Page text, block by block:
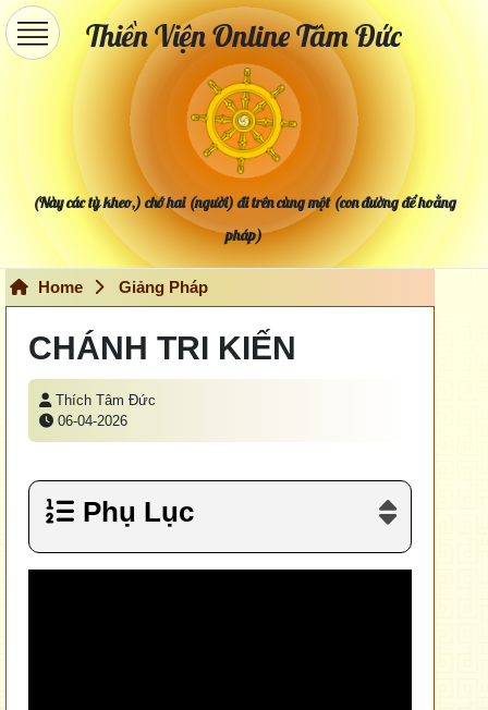
Thiền Viện Online Tâm Đức
(Này các tỳ kheo,) chớ hai (người) đi trên cùng một (con đường để hoằng
pháp)
Home Giảng Pháp
CHÁNH TRI KIẾN
Thích Tâm Đức
06-04-2026
Phụ Lục